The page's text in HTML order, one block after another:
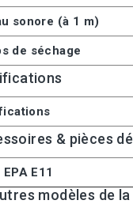
sonore (à 1 m)
de séchage
& pièces
E11
modèles de la